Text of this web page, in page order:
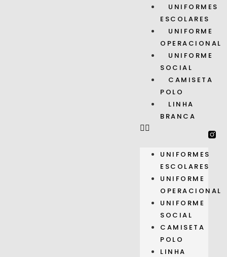
UNIFORMES
ESCOLARES
UNIFORME
OPERACIONAL
UNIFORME
SOCIAL
CAMISETA
POLO
LINHA
BRANCA
UNIFORMES
ESCOLARES
UNIFORME
OPERACIONAL
UNIFORME
SOCIAL
CAMISETA
POLO
LINHA